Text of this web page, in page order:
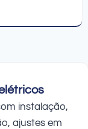
instalação,
ajustes em